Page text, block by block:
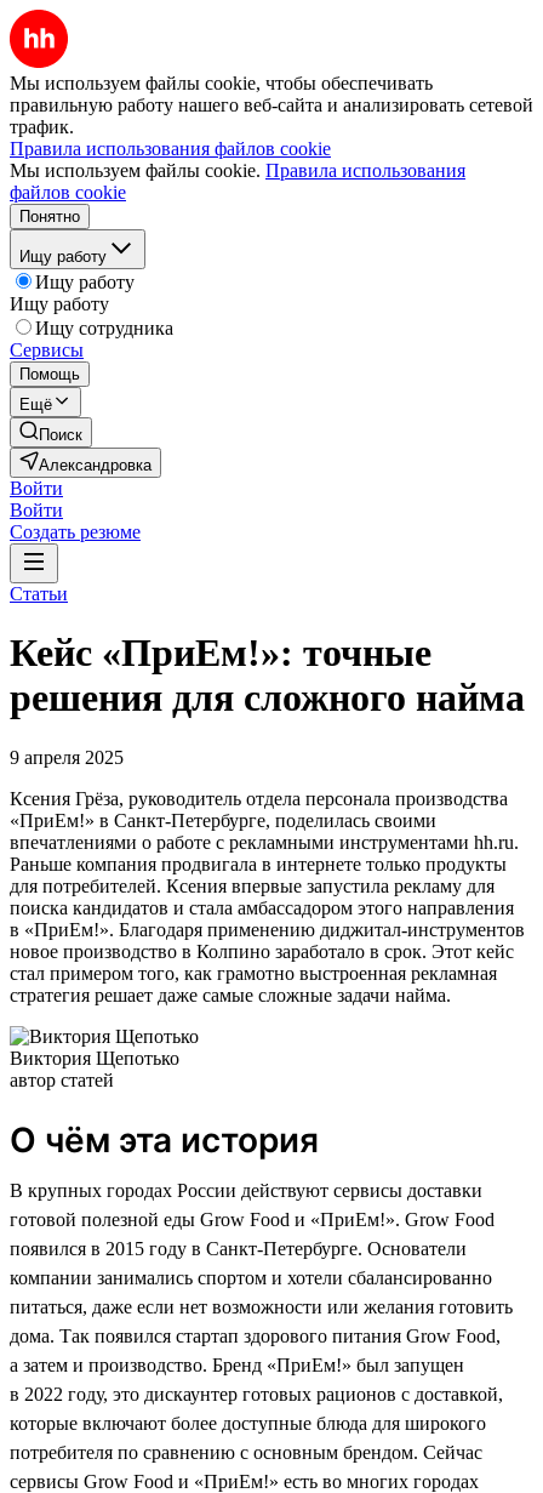
Мы используем файлы cookie, чтобы обеспечивать
правильную работу нашего веб-сайта и анализировать сетевой
трафик.
Правила использования файлов cookie
Мы используем файлы cookie. Правила использования
файлов cookie
Понятно
Ищу работу
Ищу работу
Ищу работу
Ищу сотрудника
Сервисы
Помощь
Ещё
Поиск
Александровка
Войти
Войти
Создать резюме
Статьи
Кейс «ПриЕм!»: точные
решения для сложного найма
9 апреля 2025
Ксения Грёза, руководитель отдела персонала производства
«ПриЕм!» в Санкт-Петербурге, поделилась своими
впечатлениями о работе с рекламными инструментами hh.ru.
Раньше компания продвигала в интернете только продукты
для потребителей. Ксения впервые запустила рекламу для
поиска кандидатов и стала амбассадором этого направления
в «ПриЕм!». Благодаря применению диджитал-инструментов
новое производство в Колпино заработало в срок. Этот кейс
стал примером того, как грамотно выстроенная рекламная
стратегия решает даже самые сложные задачи найма.
Виктория Щепотько
автор статей
О чём эта история
В крупных городах России действуют сервисы доставки
готовой полезной еды Grow Food и «ПриЕм!». Grow Food
появился в 2015 году в Санкт-Петербурге. Основатели
компании занимались спортом и хотели сбалансированно
питаться, даже если нет возможности или желания готовить
дома. Так появился стартап здорового питания Grow Food,
а затем и производство. Бренд «ПриЕм!» был запущен
в 2022 году, это дискаунтер готовых рационов с доставкой,
которые включают более доступные блюда для широкого
потребителя по сравнению с основным брендом. Сейчас
сервисы Grow Food и «ПриЕм!» есть во многих городах